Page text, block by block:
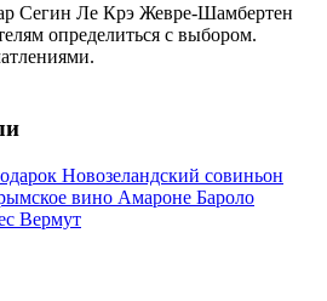
Сегин Ле Крэ Жевре-Шамбертен
определиться с выбором.
Новозеландский совиньон
вино Амароне Бароло
Вермут